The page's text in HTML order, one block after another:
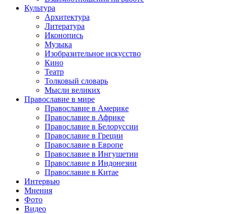
Культура
Архитектура
Литература
Иконопись
Музыка
Изобразительное искусство
Кино
Театр
Толковый словарь
Мысли великих
Православие в мире
Православие в Америке
Православие в Африке
Православие в Белоруссии
Православие в Греции
Православие в Европе
Православие в Ингушетии
Православие в Индонезии
Православие в Китае
Интервью
Мнения
Фото
Видео